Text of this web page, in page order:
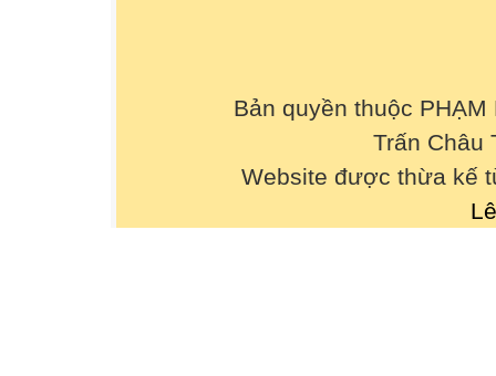
Bản quyền thuộc
Trấn Châu
Website được thừa kế